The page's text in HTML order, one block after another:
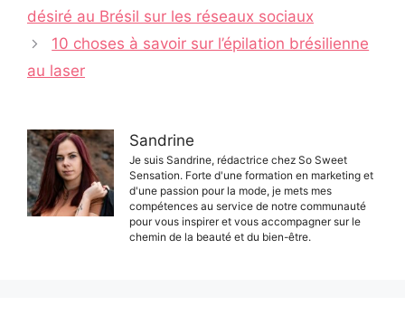
des
désiré au Brésil sur les réseaux sociaux
10 choses à savoir sur l’épilation brésilienne
au laser
Sandrine
Je suis Sandrine, rédactrice chez So Sweet
Sensation. Forte d'une formation en marketing et
d'une passion pour la mode, je mets mes
compétences au service de notre communauté
pour vous inspirer et vous accompagner sur le
chemin de la beauté et du bien-être.